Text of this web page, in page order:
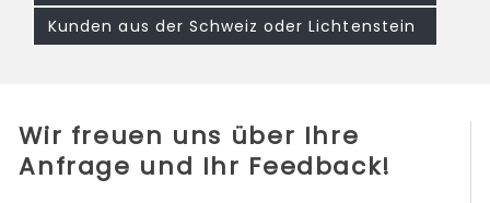
Kunden aus der Schweiz oder Lichtenstein
Wir freuen uns über Ihre
Anfrage und Ihr Feedback!